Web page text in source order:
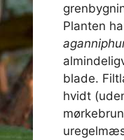
Planten
blade.
hvidt